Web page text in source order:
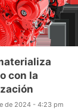
con la
de 2024 - 4:23 pm